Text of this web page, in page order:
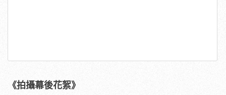
《拍攝幕後花絮》